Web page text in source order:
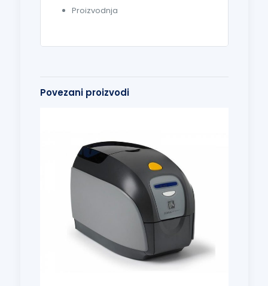
Proizvodnja
Povezani proizvodi